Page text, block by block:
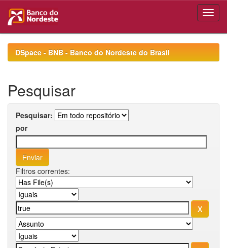
navigationDSpace - BNB - Banco do Nordeste do Brasil
Pesquisar
Pesquisar:
por
Filtros correntes: